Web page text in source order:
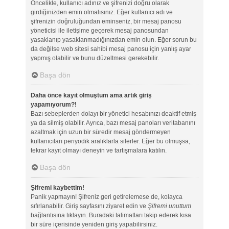
Öncelikle, kullanıcı adınız ve şifrenizi doğru olarak
girdiğinizden emin olmalısınız. Eğer kullanıcı adı ve
şifrenizin doğruluğundan eminseniz, bir mesaj panosu
yöneticisi ile iletişime geçerek mesaj panosundan
yasaklanıp yasaklanmadığınızdan emin olun. Eğer sorun bu
da değilse web sitesi sahibi mesaj panosu için yanlış ayar
yapmış olabilir ve bunu düzeltmesi gerekebilir.
Başa dön
Daha önce kayıt olmuştum ama artık giriş
yapamıyorum?!
Bazı sebeplerden dolayı bir yönetici hesabınızı deaktif etmiş
ya da silmiş olabilir. Ayrıca, bazı mesaj panoları veritabanını
azaltmak için uzun bir süredir mesaj göndermeyen
kullanıcıları periyodik aralıklarla silerler. Eğer bu olmuşsa,
tekrar kayıt olmayı deneyin ve tartışmalara katılın.
Başa dön
Şifremi kaybettim!
Panik yapmayın! Şifreniz geri getirelemese de, kolayca
sıfırlanabilir. Giriş sayfasını ziyaret edin ve Şifremi unuttum
bağlantısına tıklayın. Buradaki talimatları takip ederek kısa
bir süre içerisinde yeniden giriş yapabilirsiniz.